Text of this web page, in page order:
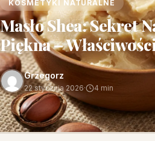
KOSMETYKI NATURALNE
Masło Shea: Sekret
Piękna –
Grzegorz
22 stycznia 2026· 4 min